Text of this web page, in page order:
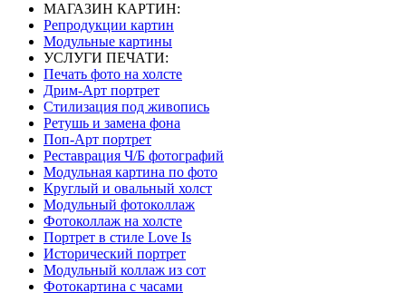
МАГАЗИН КАРТИН:
Репродукции картин
Модульные картины
УСЛУГИ ПЕЧАТИ:
Печать фото на холсте
Дрим-Арт портрет
Стилизация под живопись
Ретушь и замена фона
Поп-Арт портрет
Реставрация Ч/Б фотографий
Модульная картина по фото
Круглый и овальный холст
Модульный фотоколлаж
Фотоколлаж на холсте
Портрет в стиле Love Is
Исторический портрет
Модульный коллаж из сот
Фотокартина с часами